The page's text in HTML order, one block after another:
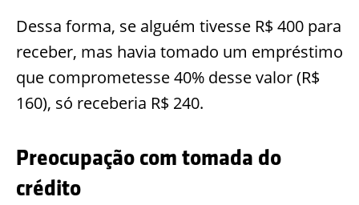
Dessa forma, se alguém tivesse R$ 400 para
receber, mas havia tomado um empréstimo
que comprometesse 40% desse valor (R$
160), só receberia R$ 240.
Preocupação com tomada do
crédito